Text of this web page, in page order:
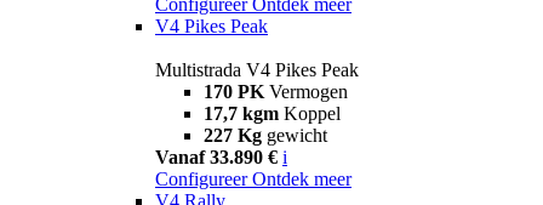
V4 Pikes Peak
Multistrada V4 Pikes Peak
170 PK Vermogen
17,7 kgm Koppel
227 Kg gewicht
Vanaf 33.890 € i
Configureer Ontdek meer
V4 Rally